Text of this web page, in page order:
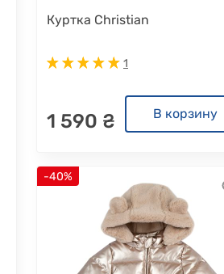
Куртка Christian
1
1 590 ₴ В корзину
-40%